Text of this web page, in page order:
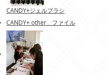
CANDY+ジェルブラシ
CANDY+ other ファイル